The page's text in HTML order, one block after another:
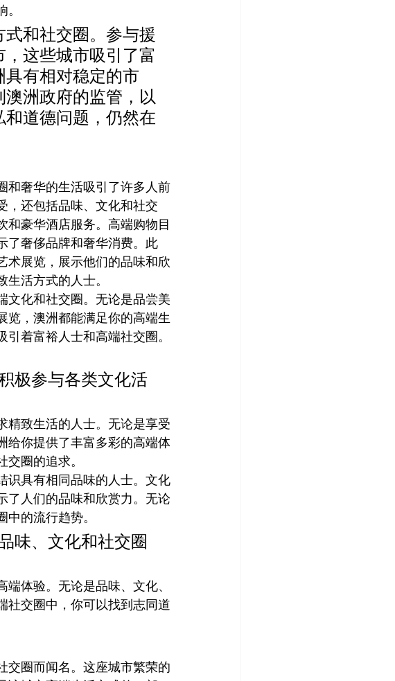
和社交圈。参与援
这些城市吸引了富
有相对稳定的市
洲政府的监管，以
道德问题，仍然在
和奢华的生活吸引了许多人前
，还包括品味、文化和社交
和豪华酒店服务。高端购物目
了奢侈品牌和奢华消费。此
术展览，展示他们的品味和欣
活方式的人士。
文化和社交圈。无论是品尝美
览，澳洲都能满足你的高端生
着富裕人士和高端社交圈。
极参与各类文化活
精致生活的人士。无论是享受
给你提供了丰富多彩的高端体
圈的追求。
识具有相同品味的人士。文化
了人们的品味和欣赏力。无论
的流行趋势。
味、文化和社交圈
体验。无论是品味、文化、
社交圈中，你可以找到志同道
交圈而闻名。这座城市繁荣的